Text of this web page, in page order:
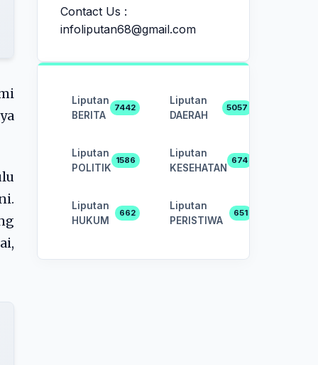
Contact Us :
infoliputan68@gmail.com
Liputan
BERITA
7442
Liputan
DAERAH
5057
Liputan
POLITIK
1586
Liputan
KESEHATAN
674
Liputan
HUKUM
662
Liputan
PERISTIWA
651